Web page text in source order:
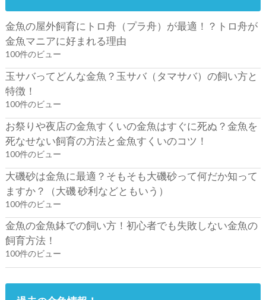
金魚の屋外飼育にトロ舟（プラ舟）が最適！？トロ舟が
金魚マニアに好まれる理由
100件のビュー
玉サバってどんな金魚？玉サバ（タマサバ）の飼い方と
特徴！
100件のビュー
お祭りや夜店の金魚すくいの金魚はすぐに死ぬ？金魚を
死なせない飼育の方法と金魚すくいのコツ！
100件のビュー
大磯砂は金魚に最適？そもそも大磯砂って何だか知って
ますか？（大磯 砂利などともいう）
100件のビュー
金魚の金魚鉢での飼い方！初心者でも失敗しない金魚の
飼育方法！
100件のビュー